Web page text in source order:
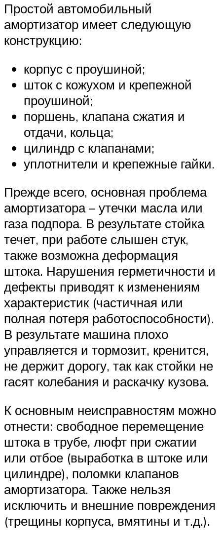
Простой автомобильный
амортизатор имеет следующую
конструкцию:
корпус с проушиной;
шток с кожухом и крепежной
проушиной;
поршень, клапана сжатия и
отдачи, кольца;
цилиндр с клапанами;
уплотнители и крепежные гайки.
Прежде всего, основная проблема
амортизатора – утечки масла или
газа подпора. В результате стойка
течет, при работе слышен стук,
также возможна деформация
штока. Нарушения герметичности и
дефекты приводят к изменениям
характеристик (частичная или
полная потеря работоспособности).
В результате машина плохо
управляется и тормозит, кренится,
не держит дорогу, так как стойки не
гасят колебания и раскачку кузова.
К основным неисправностям можно
отнести: свободное перемещение
штока в трубе, люфт при сжатии
или отбое (выработка в штоке или
цилиндре), поломки клапанов
амортизатора. Также нельзя
исключить и внешние повреждения
(трещины корпуса, вмятины и т.д.).